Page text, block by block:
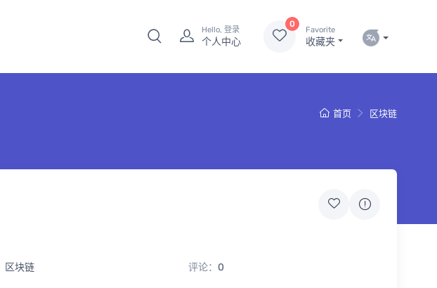
Hello, 登录
个人中心
0
Favorite
收藏夹
首页 区块链
区块链 评论： 0